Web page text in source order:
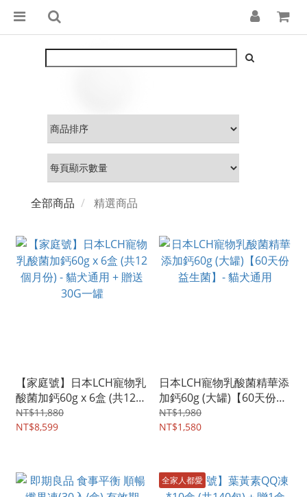
全部商品 精選商品
【家庭號】日本LCH寵物乳
酸菌加鈣60g x 6盒 (共12個
月份) - 貓犬通用 + 贈送30G
一罐
NT$11,880
NT$8,599
日本LCH寵物乳酸菌精華添
加鈣60g (大罐)【60天份益
生菌】- 貓犬通用
NT$1,980
NT$1,580
全家人都愛